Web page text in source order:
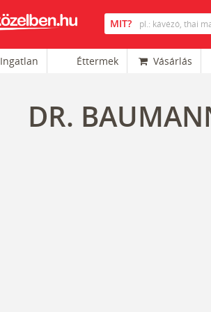
Ingatlan Éttermek Vásárlás
DR.